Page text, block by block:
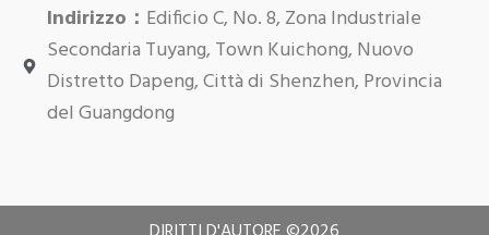
Indirizzo： Edificio C, No. 8, Zona Industriale
Secondaria Tuyang, Town Kuichong, Nuovo
Distretto Dapeng, Città di Shenzhen, Provincia
del Guangdong